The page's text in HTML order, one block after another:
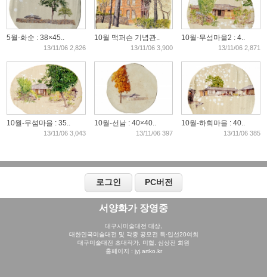
5월-화순 : 38×45..
13/11/06 2,826
10월 맥퍼슨 기념관..
13/11/06 3,900
10월-무섬마을2 : 4..
13/11/06 2,871
10월-무섬마을 : 35..
13/11/06 3,043
10월-선남 : 40×40..
13/11/06 397
10월-하회마을 : 40..
13/11/06 385
서양화가 장영중​
대구시미술대전 대상,
대한민국미술대전 및 각종 공모전 특·입선20여회
대구미술대전 초대작가, 미협, 심상전 회원
홈페이지 : jyj.artko.kr